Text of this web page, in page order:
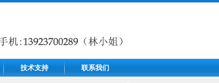
技术支持 联系我们